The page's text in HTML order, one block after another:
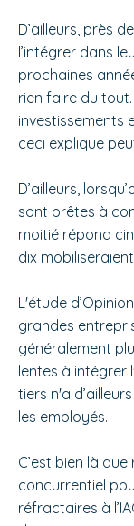
D’ailleurs, près
l’intégrer dans
prochaines
rien faire du tout.
investissements
ceci explique
D’ailleurs,
sont prêtes à
moitié répond
dix
L'étude
grandes
généralement
lentes à intégrer
tiers n'a
les employés.
C’est bien là
concurrentiel
réfractaires à